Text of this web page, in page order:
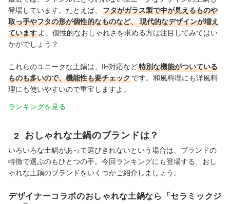
登場しています。たとえば、
フタがガラス製で中が見えるものや
取っ手やフタの形が個性的なものなど、 現代的なデザインが増え
ています よ。個性的なおしゃれさを求める方は注目してみてはい
かがでしょう？
これらのユニークな土鍋は、IH対応など特別な機能がついている
ものも多いので、機能性も要チェックです。和風料理にも洋風料
理にも使いやすいので重宝しますよ。
ランキングを見る
2 おしゃれな土鍋のブランドは？
いろいろな土鍋があって選びきれないという場合は、ブランドの
特徴で選ぶのもひとつの手。今回ランキングにも登場する、おし
ゃれな土鍋のブランドをいくつかご紹介しましょう。
デザイナーコラボのおしゃれな土鍋なら「セラミックジ